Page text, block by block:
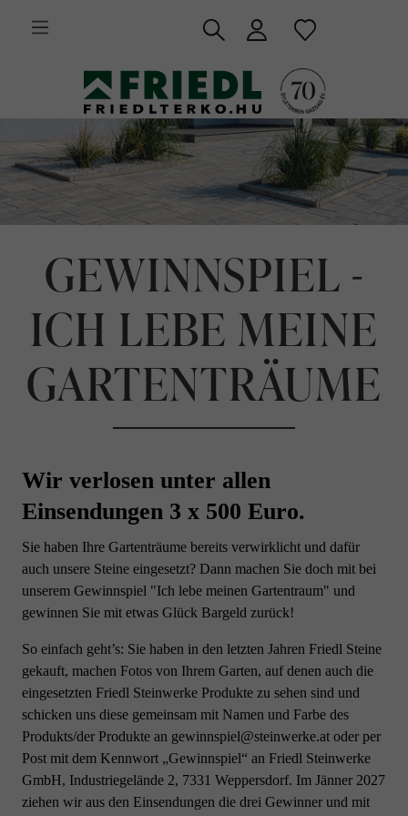
tartalomra
GEWINNSPIEL -
ICH LEBE MEINE
GARTENTRÄUME
Wir verlosen unter allen
Einsendungen 3 x 500 Euro.
Sie haben Ihre Gartenträume bereits verwirklicht und dafür
auch unsere Steine eingesetzt? Dann machen Sie doch mit bei
unserem Gewinnspiel "Ich lebe meinen Gartentraum" und
gewinnen Sie mit etwas Glück Bargeld zurück!
So einfach geht’s: Sie haben in den letzten Jahren Friedl Steine
gekauft, machen Fotos von Ihrem Garten, auf denen auch die
eingesetzten Friedl Steinwerke Produkte zu sehen sind und
schicken uns diese gemeinsam mit Namen und Farbe des
Produkts/der Produkte an gewinnspiel@steinwerke.at oder per
Post mit dem Kennwort „Gewinnspiel“ an Friedl Steinwerke
GmbH, Industriegelände 2, 7331 Weppersdorf. Im Jänner 2027
ziehen wir aus den Einsendungen die drei Gewinner und mit